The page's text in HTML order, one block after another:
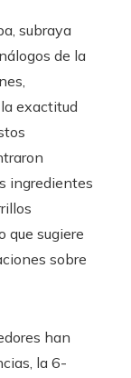
subraya
de la
exactitud
ingredientes
que sugiere
sobre
han
la 6-